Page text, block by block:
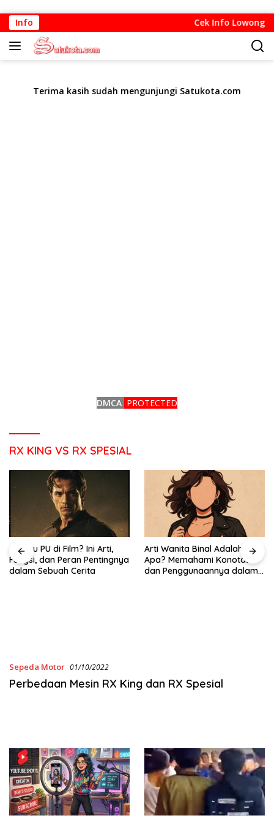
Langsung
ke
konten
Info Cek Info
Terima kasih sudah mengunjungi Satukota.com
DMCA PROTECTED
RX KING VS RX SPESIAL
Arti Wanita Binal Adalah
Apa? Memahami Konotasi
dan Penggunaannya dalam
Sepeda Motor 01/10/2022
Perbedaan Mesin RX King dan RX Spesial